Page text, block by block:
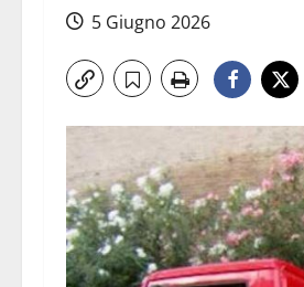
5 Giugno 2026